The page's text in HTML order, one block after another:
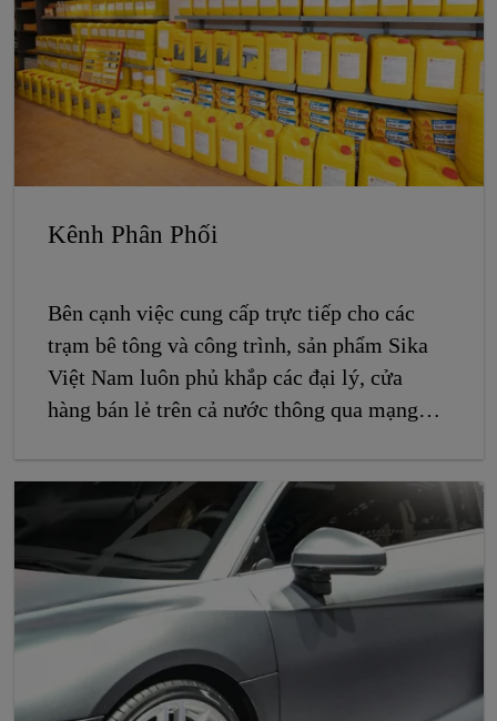
Kênh Phân Phối
Bên cạnh việc cung cấp trực tiếp cho các
trạm bê tông và công trình, sản phẩm Sika
Việt Nam luôn phủ khắp các đại lý, cửa
hàng bán lẻ trên cả nước thông qua mạng